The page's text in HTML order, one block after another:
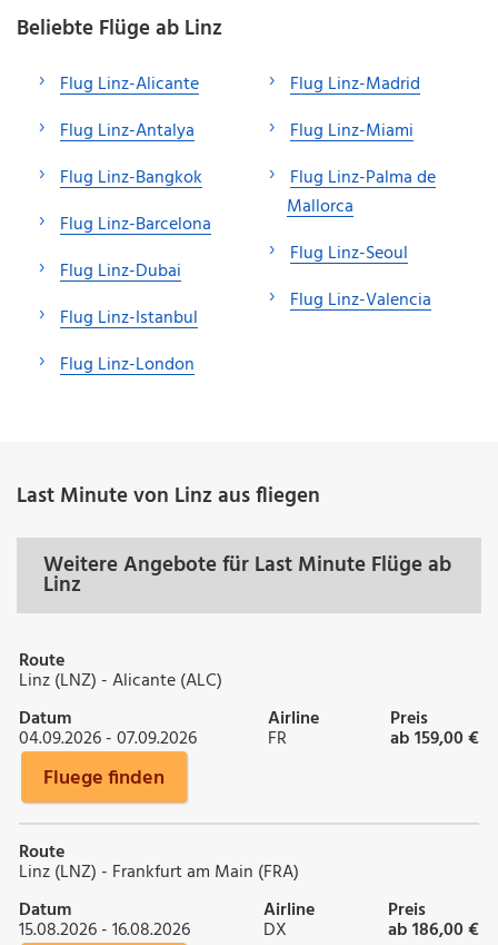
Beliebte Flüge ab Linz
Flug Linz-Alicante
Flug Linz-Antalya
Flug Linz-Bangkok
Flug Linz-Barcelona
Flug Linz-Dubai
Flug Linz-Istanbul
Flug Linz-London
Flug Linz-Madrid
Flug Linz-Miami
Flug Linz-Palma de
Mallorca
Flug Linz-Seoul
Flug Linz-Valencia
Last Minute von Linz aus fliegen
Weitere Angebote für Last Minute Flüge ab
Linz
Route
Linz (LNZ) - Alicante (ALC)
Datum
04.09.2026 - 07.09.2026
Airline
FR
Preis
ab 159,00 €
Fluege finden
Route
Linz (LNZ) - Frankfurt am Main (FRA)
Datum
15.08.2026 - 16.08.2026
Airline
DX
Preis
ab 186,00 €